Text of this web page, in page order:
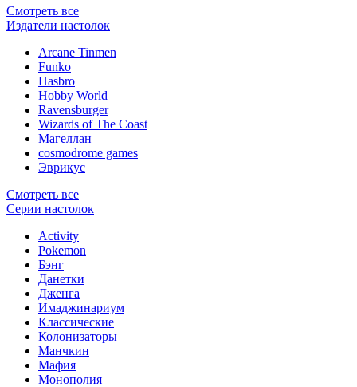
Смотреть все
Издатели настолок
Arcane Tinmen
Funko
Hasbro
Hobby World
Ravensburger
Wizards of The Coast
Магеллан
сosmodrome games
Эврикус
Смотреть все
Серии настолок
Activity
Pokemon
Бэнг
Данетки
Дженга
Имаджинариум
Классические
Колонизаторы
Манчкин
Мафия
Монополия